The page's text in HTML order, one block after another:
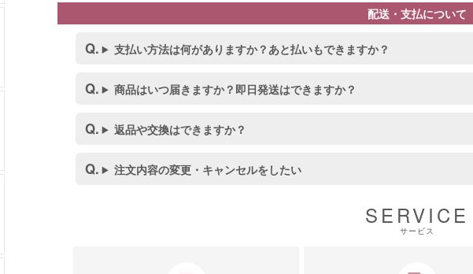
配送・支払について
支払い方法は何がありますか？あと払いもできますか？
商品はいつ届きますか？即日発送はできますか？
返品や交換はできますか？
注文内容の変更・キャンセルをしたい
SERVICE
サービス